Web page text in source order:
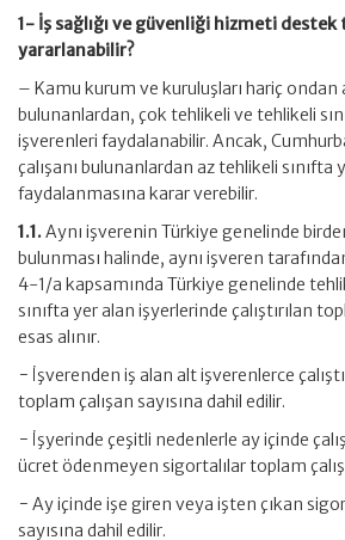
1- İş sağlığı ve güvenliği hizmeti
yararlanabilir?
– Kamu kurum ve kuruluşları hariç ondan
bulunanlardan, çok tehlikeli ve tehlikeli
işverenleri faydalanabilir. Ancak,
çalışanı bulunanlardan az tehlikeli sınıfta
faydalanmasına karar verebilir.
1.1.Aynı işverenin Türkiye genelinde
bulunması halinde, aynı işveren
4-1/a kapsamında Türkiye genelinde
sınıfta yer alan işyerlerinde çalıştırılan
esas alınır.
− İşverenden iş alan alt işverenlerce
toplam çalışan sayısına dahil edilir.
− İşyerinde çeşitli nedenlerle ay içinde
ücret ödenmeyen sigortalılar toplam
− Ay içinde işe giren veya işten çıkan
sayısına dahil edilir.